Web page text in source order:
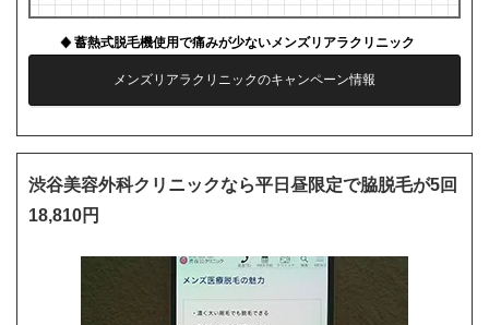
蓄熱式脱毛機使用で痛みが少ないメンズリアラクリニック
メンズリアラクリニックのキャンペーン情報
渋谷美容外科クリニックなら平日昼限定で脇脱毛が5回
18,810円